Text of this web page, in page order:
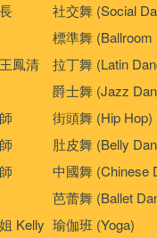
鳳清
Kelly
社交舞 (Social
標準舞 (Ballroom
拉丁舞 (Latin
爵士舞 (Jazz
街頭舞 (Hip Hop)
肚皮舞 (Belly
中國舞 (Chinese
芭蕾舞 (Ballet
瑜伽班 (Yoga)